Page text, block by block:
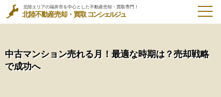
北陸エリアの福井市を中心とした不動産売却・買取専門！
北陸不動産売却・買取 コンシェルジュ
中古マンション売れる月！最適な時期は？売却戦略
で成功へ